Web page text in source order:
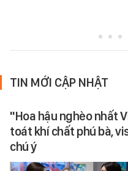
TIN MỚI CẬP NHẬT
"Hoa hậu nghèo nhất
toát khí chất phú bà,
chú ý